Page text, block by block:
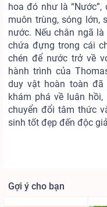
hoa đó như là “Nước”,
muôn trùng, sóng lớn,
nước. Nếu chân ngã
chứa đựng trong cái
chén để nước trở về
hành trình của
duy vật hoàn toàn
khám phá về luân hồi,
chuyển đổi tâm thức
sinh tốt đẹp đến độc
Gợi ý cho bạn